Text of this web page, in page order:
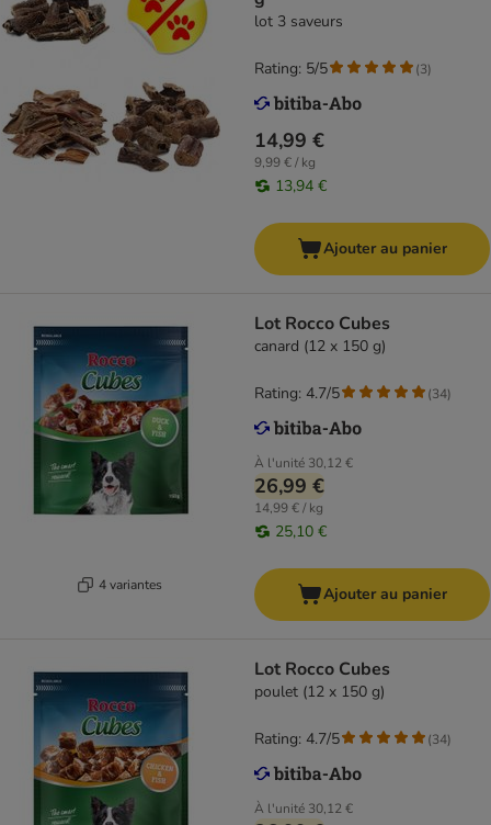
lot 3 saveurs
14,99 €
9,99 € / kg
13,94 €
Rating: 5/5 (3)
Ajouter au panier
4 variantes
Lot Rocco Cubes
canard (12 x 150 g)
À l'unité 30,12 €
26,99 €
14,99 € / kg
25,10 €
Rating: 4.7/5 (34)
Ajouter au panier
Lot Rocco Cubes
poulet (12 x 150 g)
À l'unité 30,12 €
Rating: 4.7/5 (34)